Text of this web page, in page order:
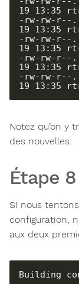
19 13:35
-rw-rw-r--.
19 13:35
-rw-rw-r--.
19 13:35
-rw-rw-r--.
19 13:35
-rw-rw-r--.
19 13:35
Notez qu’on y
des nouvelles.
Étape 8
Si nous
configuration,
aux deux
Building